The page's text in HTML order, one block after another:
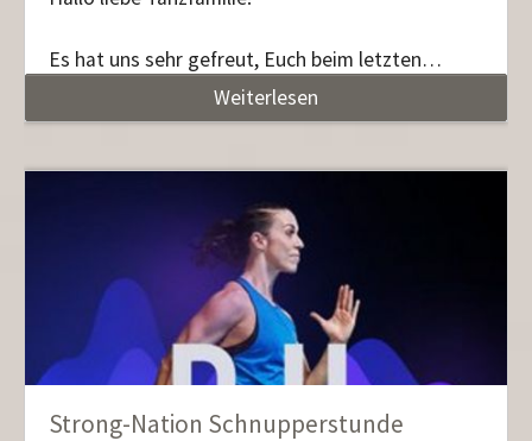
Es hat uns sehr gefreut, Euch beim letzten…
Weiterlesen
Strong-Nation Schnupperstunde